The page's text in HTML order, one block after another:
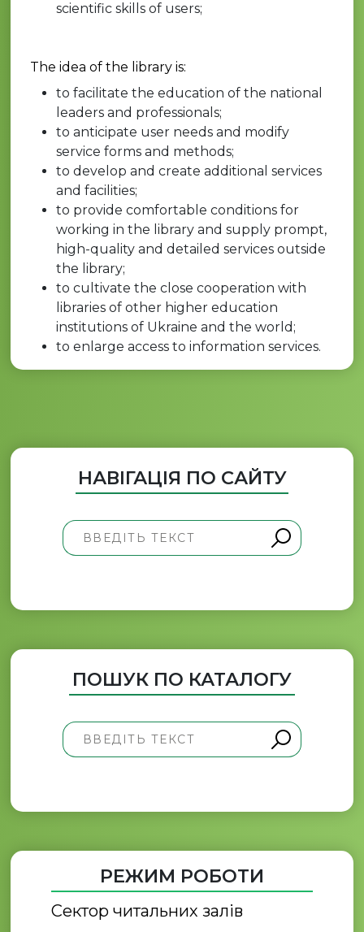
scientific skills of users;
The idea of the library is:
to facilitate the education of the national
leaders and professionals;
to anticipate user needs and modify
service forms and methods;
to develop and create additional services
and facilities;
to provide comfortable conditions for
working in the library and supply prompt,
high-quality and detailed services outside
the library;
to cultivate the close cooperation with
libraries of other higher education
institutions of Ukraine and the world;
to enlarge access to information services.
НАВІГАЦІЯ ПО САЙТУ
ПОШУК ПО КАТАЛОГУ
РЕЖИМ РОБОТИ
Сектор читальних залів